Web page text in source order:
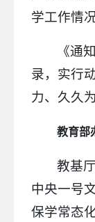
乡村振兴
审计公开
市场监管
政策解读
公共企事业
许家崖水库
学工作情
《通
录，实行
力、久久
教育部
教基
中央一号
保学常态